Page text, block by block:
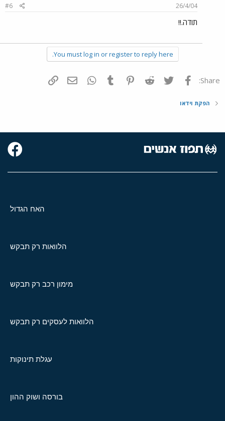
26/4/04
#6
תודה.!!
You must log in or register to reply here.
Share: פייסבוק Twitter
Reddit
Pinterest
Tumblr
WhatsAppדואר אלקטרוני
הפקת וידאו
האח הגדול
הלוואות רק תבקש
מימון רכב רק תבקש
הלוואות לעסקים רק תבקש
עגלת תינוקות
בורסה ושוק ההון